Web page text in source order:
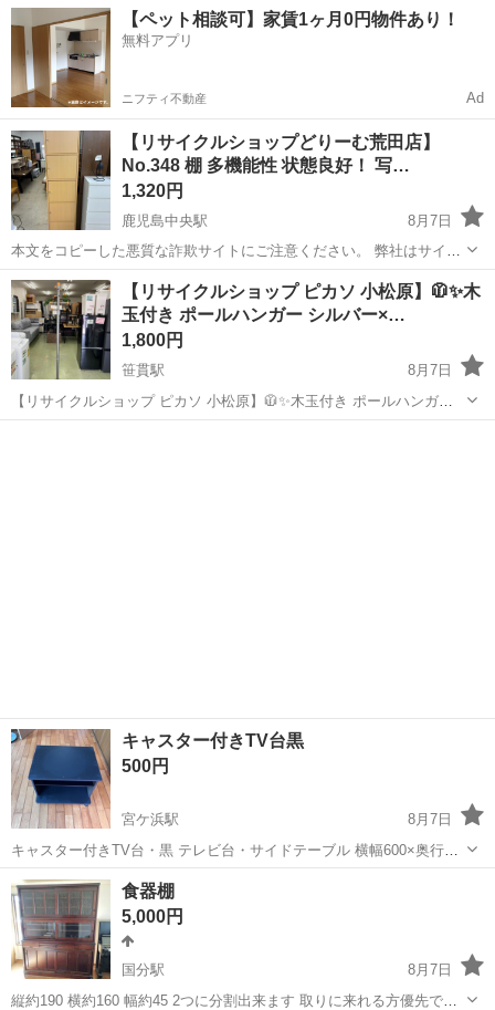
行き 40cm 高さ 32cm
鹿児島 鹿児島市 鹿児島駅 収納家具
【ペット相談可】家賃1ヶ月0円物件あり！
無料アプリ
ニフティ不動産 Ad
【リサイクルショップどりーむ荒田店】
No.348 棚 多機能性 状態良好！ 写…
1,320円
鹿児島中央駅
8月7日
本文をコピーした悪質な詐欺サイトにご注意ください。 弊社はサイト
内でのクレジット決済や銀行振り込みを致しておりません。 リサイク
ルショップどりーむ掲載商品を ご覧下さいまして誠にありがとうござ
います。 どりー...
鹿児島 鹿児島市 鹿児島中央駅 収納家具 商品
【リサイクルショップ ピカソ 小松原】🧥✨木
玉付き ポールハンガー シルバー×…
1,800円
笹貫駅
8月7日
【リサイクルショップ ピカソ 小松原】🧥✨木玉付き ポールハンガー
シルバー×ナチュラル✨玄関・お部屋のちょい掛けに便利‼️★3857★ ＼
キャスター付きTV台黒
500円
宮ケ浜駅
8月7日
キャスター付きTV台・黒 テレビ台・サイドテーブル 横幅600×奥行下
480奥行上440×高さ450 キャスター4ヶ所(固定ロック機能無し) コロは
ぐらつき無く、安定してます キャスターは外せないようです ガラス扉
は外し...
鹿児島 鹿屋市 宮ケ浜駅
食器棚
5,000円
国分駅
8月7日
縦約190 横約160 幅約45 2つに分割出来ます 取りに来れる方優先でお